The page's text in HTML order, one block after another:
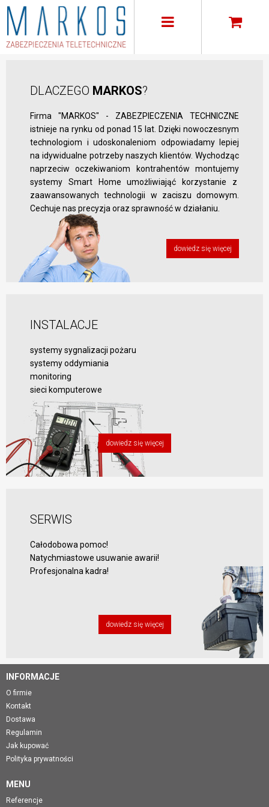
DLACZEGO MARKOS?
Firma "MARKOS" - ZABEZPIECZENIA TECHNICZNE
istnieje na rynku od ponad 15 lat. Dzięki nowoczesnym
technologiom i udoskonaleniom odpowiadamy lepiej
na idywidualne potrzeby naszych klientów. Wychodząc
naprzeciw oczekiwaniom kontrahentów montujemy
systemy Smart Home umożliwiająć korzystanie z
zaawansowanych technologii w zaciszu domowym.
Cechuje nas precyzja oraz sprawność w działaniu.
dowiedz się więcej
INSTALACJE
systemy sygnalizacji pożaru
systemy oddymiania
monitoring
sieci komputerowe
dowiedz się więcej
SERWIS
Całodobowa pomoc!
Natychmiastowe usuwanie awarii!
Profesjonalna kadra!
dowiedz się więcej
INFORMACJE
O firmie
Kontakt
Dostawa
Regulamin
Jak kupować
Polityka prywatności
MENU
Referencje